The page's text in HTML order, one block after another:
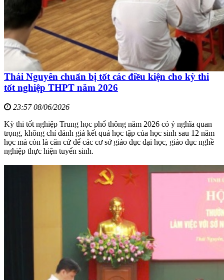
Thái Nguyên chuẩn bị tốt các điều kiện cho kỳ thi
tốt nghiệp THPT năm 2026
23:57 08/06/2026
Kỳ thi tốt nghiệp Trung học phổ thông năm 2026 có ý nghĩa quan
trọng, không chỉ đánh giá kết quả học tập của học sinh sau 12 năm
học mà còn là căn cứ để các cơ sở giáo dục đại học, giáo dục nghề
nghiệp thực hiện tuyển sinh.